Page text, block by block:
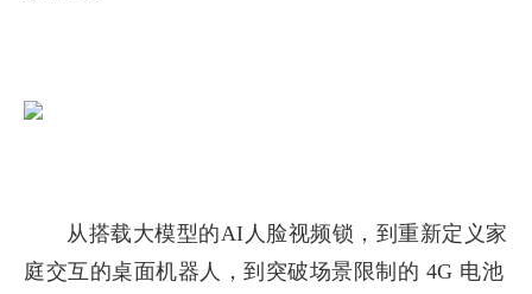
从搭载大模型的AI人脸视频锁，到重新定义家
庭交互的桌面机器人，到突破场景限制的 4G 电池